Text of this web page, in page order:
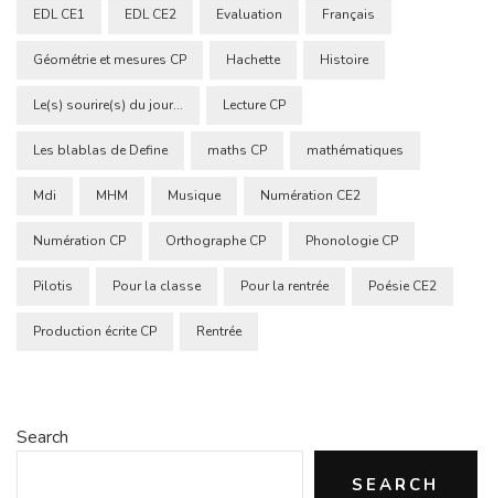
EDL CE1 EDL CE2 Evaluation Français
Géométrie et mesures CP Hachette Histoire
Le(s) sourire(s) du jour... Lecture CP
Les blablas de Define maths CP mathématiques
Mdi MHM Musique Numération CE2
Numération CP Orthographe CP Phonologie CP
Pilotis Pour la classe Pour la rentrée Poésie CE2
Production écrite CP Rentrée
Search
SEARCH